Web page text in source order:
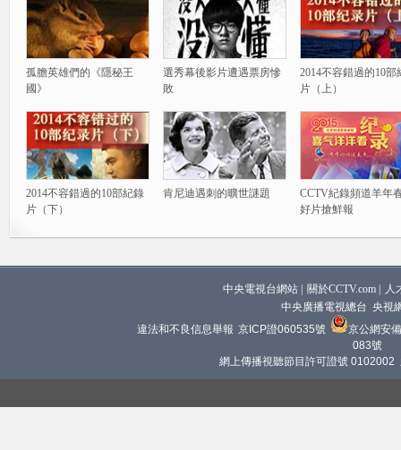
孤膽英雄們的《隱秘王
國》
選秀幕後影片遭遇票房慘
敗
2014不容錯過的10部
片（上）
2014不容錯過的10部紀錄
片（下）
肯尼迪遇刺的曠世謎題
CCTV紀錄頻道羊年
好片搶鮮報
中央電視台網站 關於CCTV.com
人
中央廣播電視總台 央視
違法和不良信息舉報 京ICP證060535號
京公網安
083號
網上傳播視聽節目許可證號 0102002